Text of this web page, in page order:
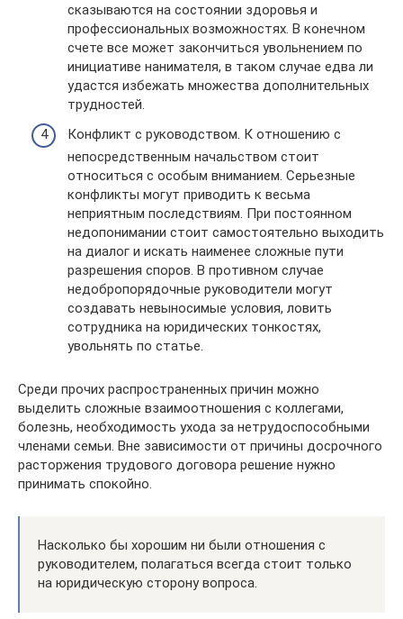
сказываются на состоянии здоровья и
профессиональных возможностях. В конечном
счете все может закончиться увольнением по
инициативе нанимателя, в таком случае едва ли
удастся избежать множества дополнительных
трудностей.
Конфликт с руководством. К отношению с
непосредственным начальством стоит
относиться с особым вниманием. Серьезные
конфликты могут приводить к весьма
неприятным последствиям. При постоянном
недопонимании стоит самостоятельно выходить
на диалог и искать наименее сложные пути
разрешения споров. В противном случае
недобропорядочные руководители могут
создавать невыносимые условия, ловить
сотрудника на юридических тонкостях,
увольнять по статье.
Среди прочих распространенных причин можно
выделить сложные взаимоотношения с коллегами,
болезнь, необходимость ухода за нетрудоспособными
членами семьи. Вне зависимости от причины досрочного
расторжения трудового договора решение нужно
принимать спокойно.
Насколько бы хорошим ни были отношения с
руководителем, полагаться всегда стоит только
на юридическую сторону вопроса.